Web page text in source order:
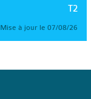
T2
Mise à jour le 07/08/26